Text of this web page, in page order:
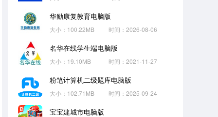
华励康复教育电脑版
大小：100.22MB 时间：2026-08-06
名华在线学生端电脑版
大小：19.10MB 时间：2021-11-27
粉笔计算机二级题库电脑版
大小：102.71MB 时间：2025-09-24
宝宝建城市电脑版